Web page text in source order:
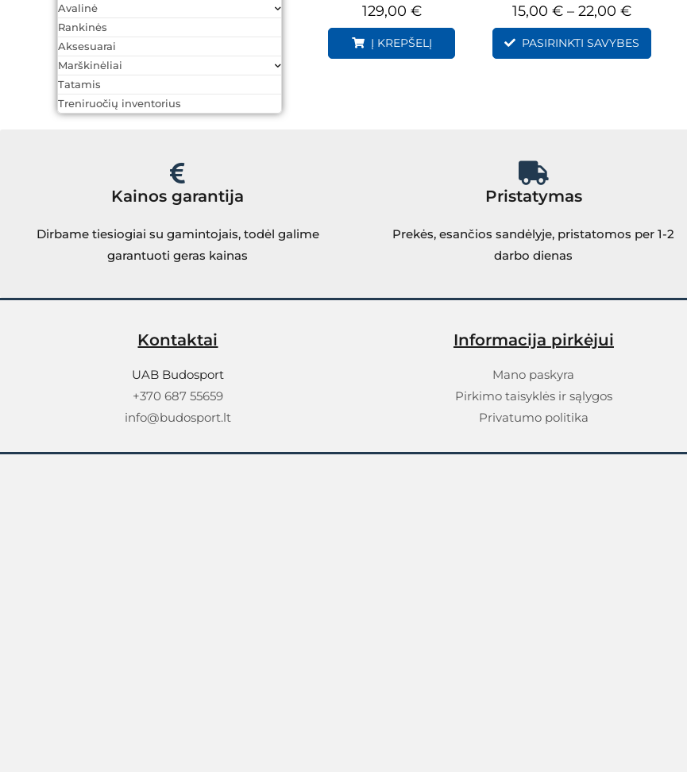
129,00 €
Į KREPŠELĮ
15,00 € – 22,00 €
PASIRINKTI SAVYBES
Avalinė
Rankinės
Aksesuarai
Marškinėliai
Tatamis
Treniruočių inventorius
Kainos garantija
Dirbame tiesiogiai su gamintojais, todėl galime
garantuoti geras kainas
Pristatymas
Prekės, esančios sandėlyje, pristatomos per 1-2
darbo dienas
Kontaktai
UAB Budosport
+370 687 55659
info@budosport.lt
Informacija pirkėjui
Mano paskyra
Pirkimo taisyklės ir sąlygos
Privatumo politika